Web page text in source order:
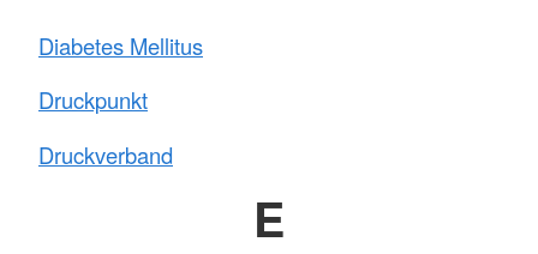
Diabetes Mellitus
Druckpunkt
Druckverband
E